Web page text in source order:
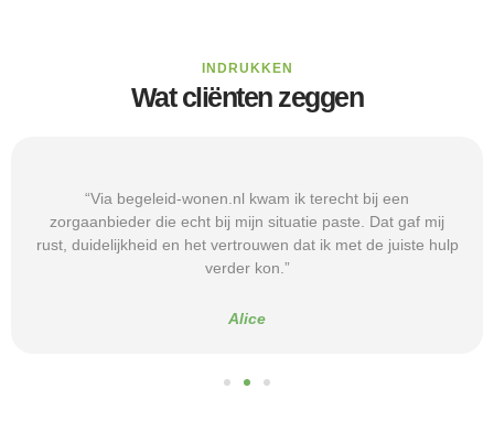
INDRUKKEN
Wat cliënten zeggen
“Via begeleid-wonen.nl kwam ik terecht bij een
zorgaanbieder die echt bij mijn situatie paste. Dat gaf mij
rust, duidelijkheid en het vertrouwen dat ik met de juiste hulp
verder kon.”
Alice